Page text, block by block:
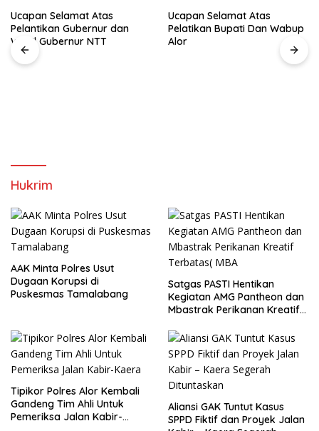
Ucapan Selamat Atas
Pelatikan Bupati Dan Wabup
Alor
Hukrim
AAK Minta Polres Usut
Dugaan Korupsi di
Puskesmas Tamalabang
Satgas PASTI Hentikan
Kegiatan AMG Pantheon dan
Mbastrak Perikanan Kreatif
Tipikor Polres Alor Kembali
Gandeng Tim Ahli Untuk
Pemeriksa Jalan Kabir-
Aliansi GAK Tuntut Kasus
SPPD Fiktif dan Proyek Jalan